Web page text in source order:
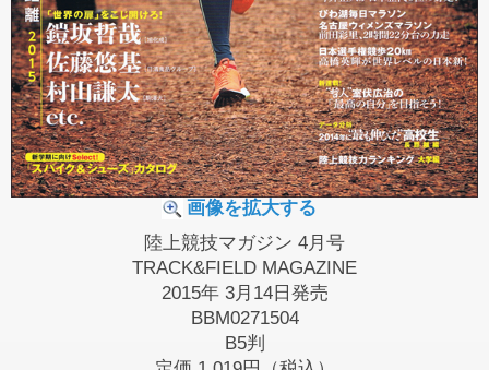
画像を拡大する
陸上競技マガジン 4月号
TRACK&FIELD MAGAZINE
2015年 3月14日発売
BBM0271504
B5判